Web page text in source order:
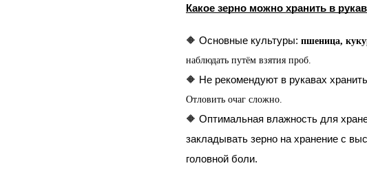
Какое зерно можно хранить в
🔶 Основные культуры: пшеница,
наблюдать путём взятия проб.
🔶 Не рекомендуют в рукавах хранить
Отловить очаг сложно.
🔶 Оптимальная влажность для
закладывать зерно на хранение с
головной боли.